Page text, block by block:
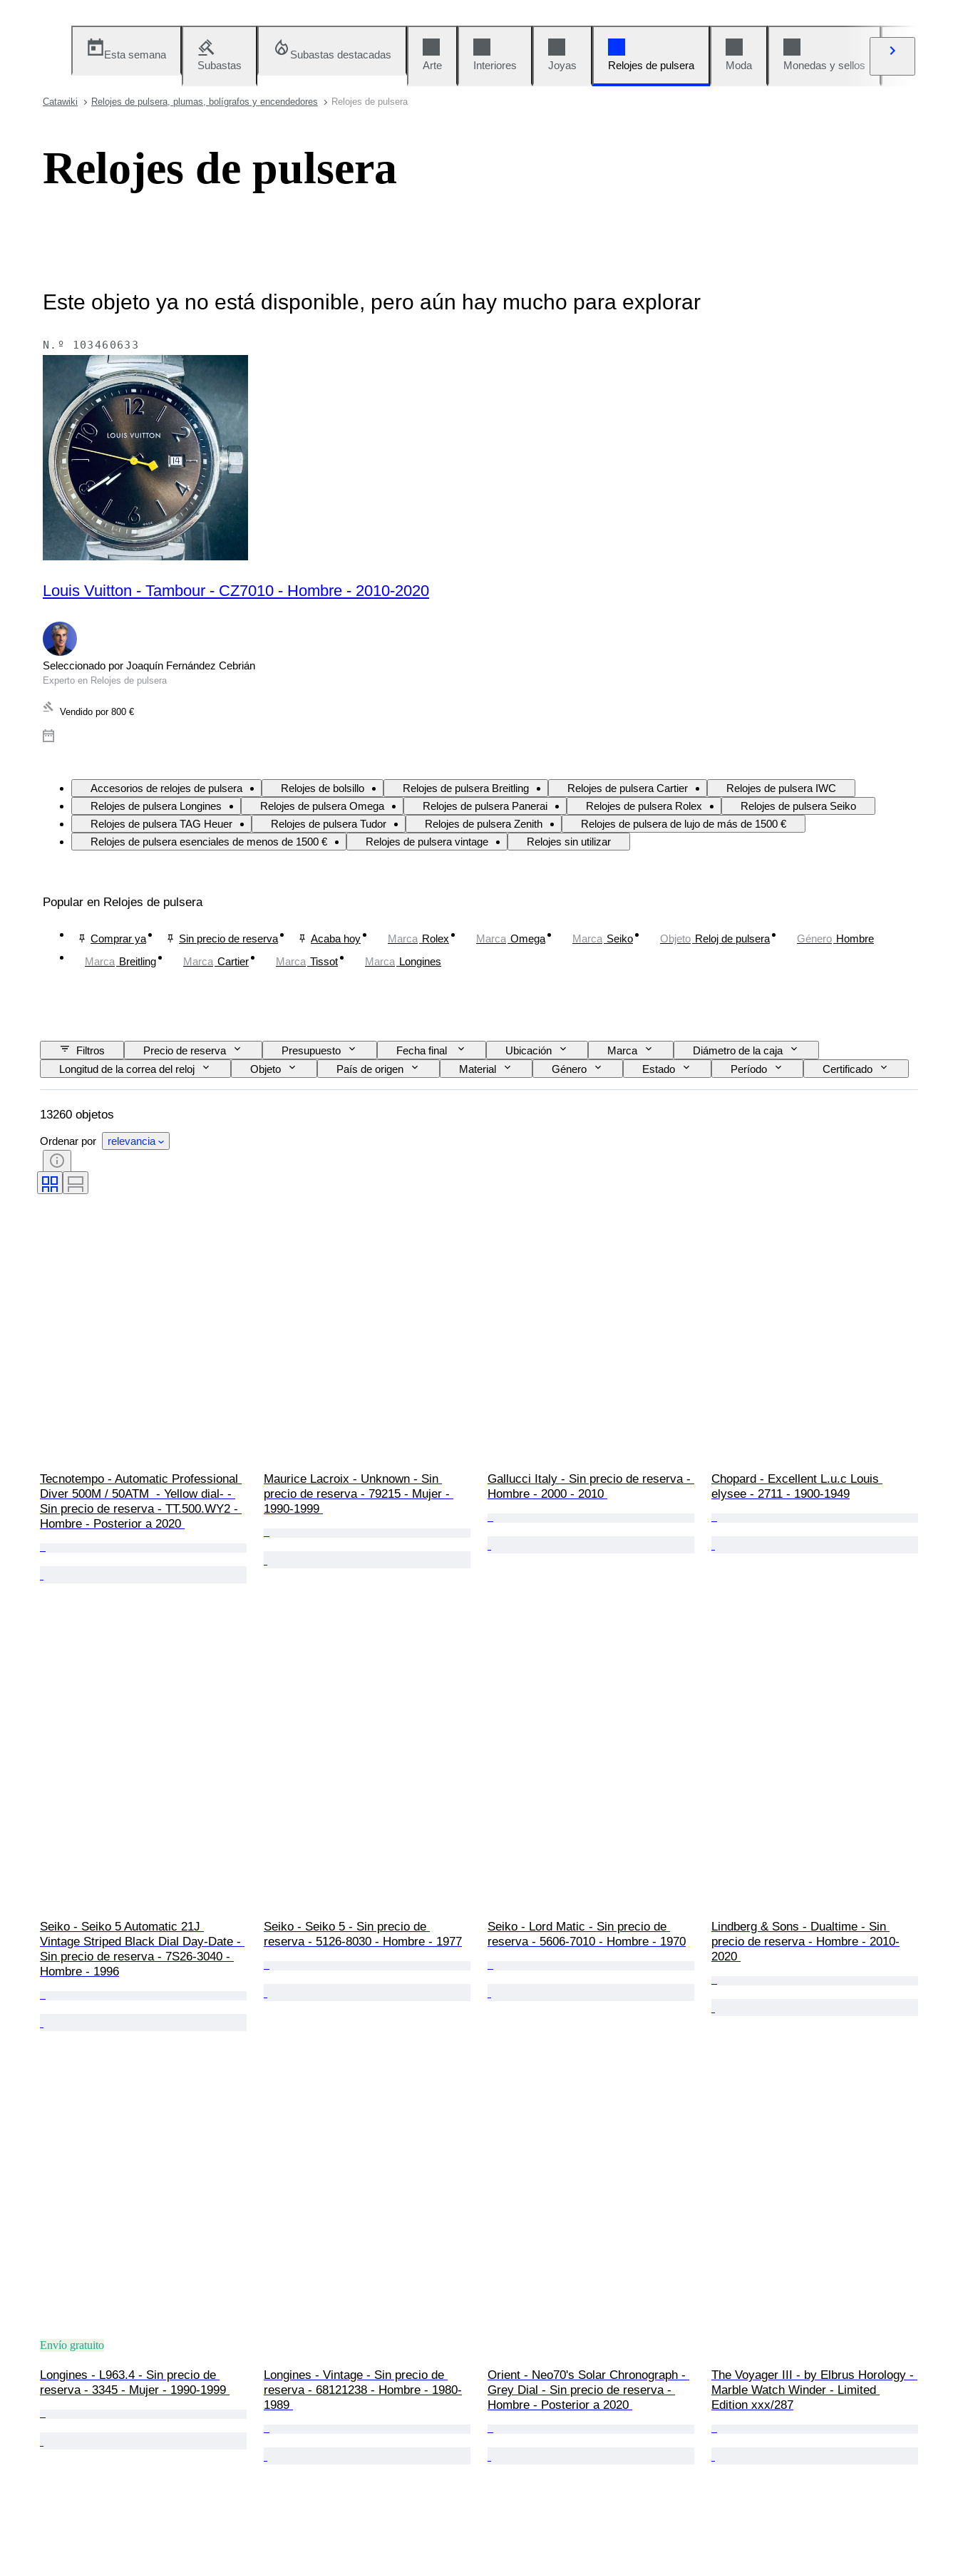
Esta semana
Subastas
Subastas destacadas
Arte
Interiores Joyas Relojes de pulsera Moda Monedas y sellos
Catawiki Relojes de pulsera, plumas, bolígrafos y encendedores Relojes de pulsera
Relojes de pulsera
Este objeto ya no está disponible, pero aún hay mucho para explorar
N.º 103460633
Louis Vuitton - Tambour - CZ7010 - Hombre - 2010-2020
Seleccionado por Joaquín Fernández Cebrián
Experto en Relojes de pulsera
Vendido por 800 €
Accesorios de relojes de pulsera Relojes de bolsillo Relojes de pulsera Breitling Relojes de pulsera Cartier
Relojes de pulsera IWC
Relojes de pulsera Longines
Relojes de pulsera Omega Relojes de pulsera Panerai Relojes de pulsera Rolex
Relojes de pulsera Seiko
Relojes de pulsera TAG Heuer
Relojes de pulsera Tudor Relojes de pulsera Zenith
Relojes de pulsera de lujo de más de 1500 €
Relojes de pulsera esenciales de menos de 1500 €
Relojes de pulsera vintage Relojes sin utilizar
Popular en Relojes de pulsera
Comprar ya Sin precio de reserva Acaba hoy Marca Rolex Marca Omega Marca Seiko Objeto Reloj de pulsera Género Hombre
Marca Breitling Marca Cartier Marca Tissot Marca Longines
Filtros Precio de reserva Presupuesto Fecha final Ubicación Marca
Diámetro de la caja
Longitud de la correa del reloj
Objeto País de origen Material Género Estado Período
Certificado
Tema
Edición Idioma Color Movimiento del reloj Material de la correa del reloj
Era
13260 objetos
Ordenar por relevancia
Tecnotempo - Automatic Professional
Diver 500M / 50ATM  - Yellow dial- -
Sin precio de reserva - TT.500.WY2 -
Hombre - Posterior a 2020
Maurice Lacroix - Unknown - Sin
precio de reserva - 79215 - Mujer -
1990-1999
Gallucci Italy - Sin precio de reserva -
Hombre - 2000 - 2010
Chopard - Excellent L.u.c Louis
elysee - 2711 - 1900-1949
Seiko - Seiko 5 Automatic 21J
Vintage Striped Black Dial Day-Date -
Sin precio de reserva - 7S26-3040 -
Hombre - 1996
Seiko - Seiko 5 - Sin precio de
reserva - 5126-8030 - Hombre - 1977
Seiko - Lord Matic - Sin precio de
reserva - 5606-7010 - Hombre - 1970
Lindberg & Sons - Dualtime - Sin
precio de reserva - Hombre - 2010-
2020
Envío gratuito
Longines - L963.4 - Sin precio de
reserva - 3345 - Mujer - 1990-1999
Longines - Vintage - Sin precio de
reserva - 68121238 - Hombre - 1980-
1989
Orient - Neo70's Solar Chronograph -
Grey Dial - Sin precio de reserva -
Hombre - Posterior a 2020
The Voyager III - by Elbrus Horology -
Marble Watch Winder - Limited
Edition xxx/287